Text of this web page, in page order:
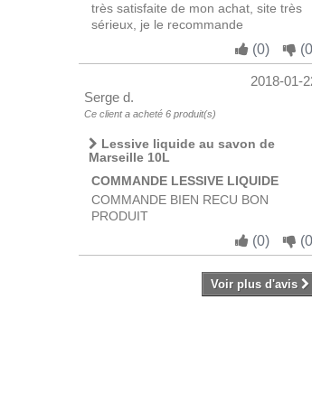
très satisfaite de mon achat, site très
sérieux, je le recommande
(0) (0
2018-01-
Serge d.
Ce client a acheté 6 produit(s)
Lessive liquide au savon de
Marseille 10L
COMMANDE LESSIVE LIQUIDE
COMMANDE BIEN RECU BON
PRODUIT
(0) (0
Voir plus d'avis